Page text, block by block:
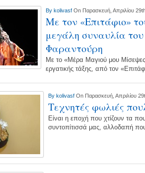
By kolivasf On Παρασκευή, Απριλίου
Με τον «Επιτάφιο»
μεγάλη συναυλία
Φαραντούρη
Με το «Μέρα Μαγιού μου
εργατικής τάξης, από τον
By kolivasf On Παρασκευή, Απριλίου
Τεχνητές φωλιές
Είναι η εποχή που χτίζουν τα
συντοπίτισσά μας, αλλοδαπή